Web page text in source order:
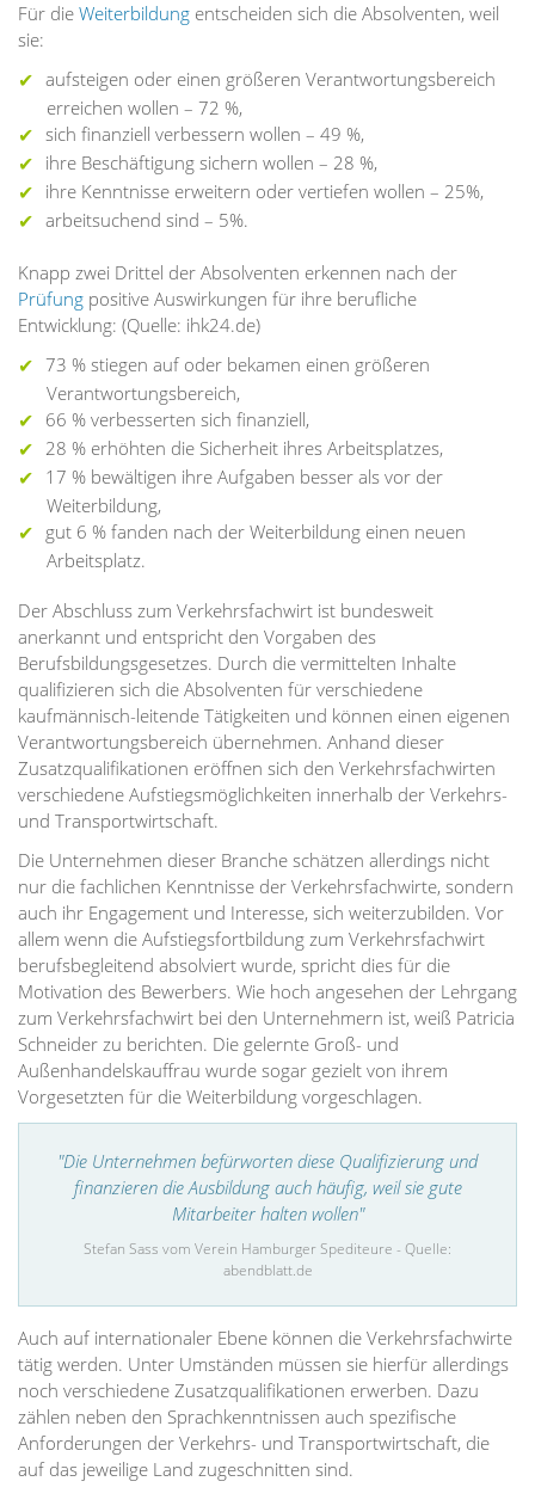
Für die Weiterbildung entscheiden sich die Absolventen, weil
sie:
aufsteigen oder einen größeren Verantwortungsbereich
erreichen wollen – 72 %,
sich finanziell verbessern wollen – 49 %,
ihre Beschäftigung sichern wollen – 28 %,
ihre Kenntnisse erweitern oder vertiefen wollen – 25%,
arbeitsuchend sind – 5%.
Knapp zwei Drittel der Absolventen erkennen nach der
Prüfung positive Auswirkungen für ihre berufliche
Entwicklung: (Quelle: ihk24.de)
73 % stiegen auf oder bekamen einen größeren
Verantwortungsbereich,
66 % verbesserten sich finanziell,
28 % erhöhten die Sicherheit ihres Arbeitsplatzes,
17 % bewältigen ihre Aufgaben besser als vor der
Weiterbildung,
gut 6 % fanden nach der Weiterbildung einen neuen
Arbeitsplatz.
Der Abschluss zum Verkehrsfachwirt ist bundesweit
anerkannt und entspricht den Vorgaben des
Berufsbildungsgesetzes. Durch die vermittelten Inhalte
qualifizieren sich die Absolventen für verschiedene
kaufmännisch-leitende Tätigkeiten und können einen eigenen
Verantwortungsbereich übernehmen. Anhand dieser
Zusatzqualifikationen eröffnen sich den Verkehrsfachwirten
verschiedene Aufstiegsmöglichkeiten innerhalb der Verkehrs-
und Transportwirtschaft.
Die Unternehmen dieser Branche schätzen allerdings nicht
nur die fachlichen Kenntnisse der Verkehrsfachwirte, sondern
auch ihr Engagement und Interesse, sich weiterzubilden. Vor
allem wenn die Aufstiegsfortbildung zum Verkehrsfachwirt
berufsbegleitend absolviert wurde, spricht dies für die
Motivation des Bewerbers. Wie hoch angesehen der Lehrgang
zum Verkehrsfachwirt bei den Unternehmern ist, weiß Patricia
Schneider zu berichten. Die gelernte Groß- und
Außenhandelskauffrau wurde sogar gezielt von ihrem
Vorgesetzten für die Weiterbildung vorgeschlagen.
"Die Unternehmen befürworten diese Qualifizierung und
finanzieren die Ausbildung auch häufig, weil sie gute
Mitarbeiter halten wollen"
Stefan Sass vom Verein Hamburger Spediteure - Quelle:
abendblatt.de
Auch auf internationaler Ebene können die Verkehrsfachwirte
tätig werden. Unter Umständen müssen sie hierfür allerdings
noch verschiedene Zusatzqualifikationen erwerben. Dazu
zählen neben den Sprachkenntnissen auch spezifische
Anforderungen der Verkehrs- und Transportwirtschaft, die
auf das jeweilige Land zugeschnitten sind.